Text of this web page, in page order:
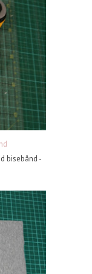
bisebånd -